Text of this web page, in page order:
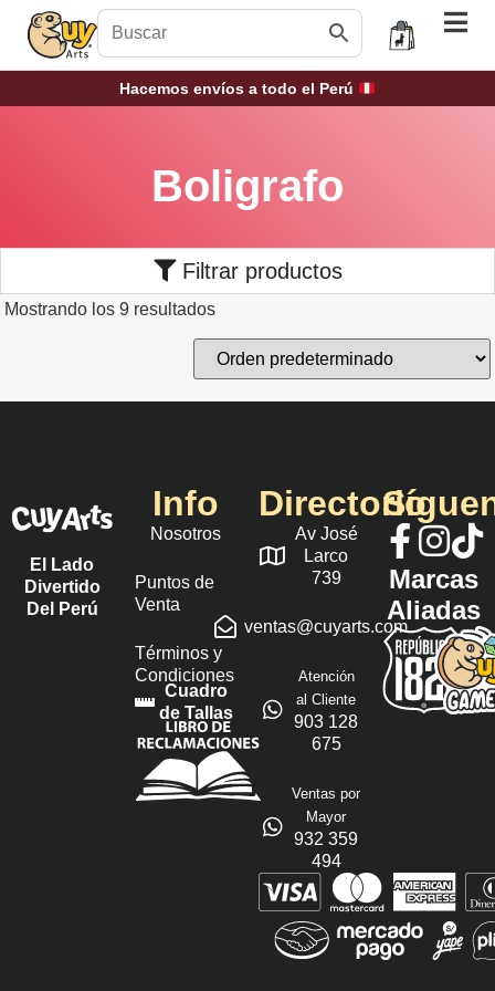
Hacemos envíos a todo el Perú
Boligrafo
Filtrar productos
Mostrando los 9 resultados
El Lado
Divertido
Del Perú
Info
Nosotros
Puntos de
Venta
Términos y
Condiciones
Cuadro
de Tallas
Directorio
Av José
Larco
739
ventas@cuyarts.com
Atención
al Cliente
903 128
675
Ventas por
Mayor
932 359
494
Marcas
Aliadas